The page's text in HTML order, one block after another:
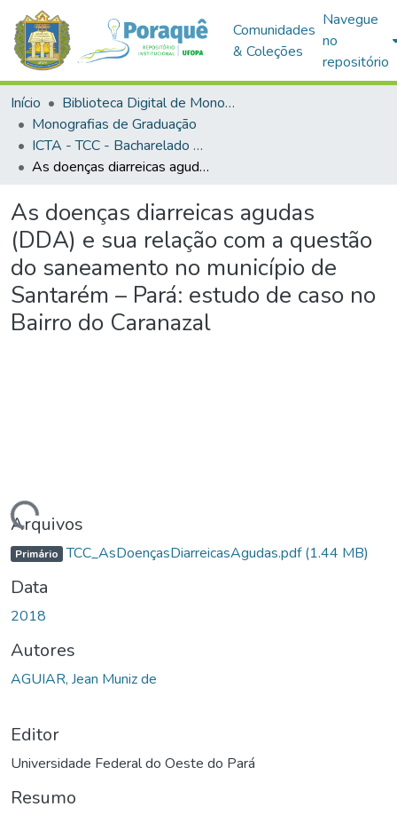
Comunidades
& Coleções
Navegue
no
repositório
Início
Biblioteca Digital de Monografias (BDM)
Monografias de Graduação
ICTA - TCC - Bacharelado em Engenharia Sanitária e Ambiental
As doenças diarreicas agudas (DDA) e sua relação com a questão do saneamento no município de Santarém – Pará: estudo de caso no Bairro do Caranazal
As doenças diarreicas agudas
(DDA) e sua relação com a questão
do saneamento no município de
Santarém – Pará: estudo de caso no
Bairro do Caranazal
Arquivos
Primário TCC_AsDoençasDiarreicasAgudas.pdf(1.44 MB)
Data
2018
Autores
AGUIAR, Jean Muniz de
Editor
Universidade Federal do Oeste do Pará
Resumo